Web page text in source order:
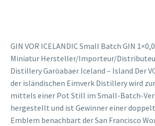
GIN VOR ICELANDIC Small Batch GIN
Miniatur Hersteller/Importeur/
Distillery Garöabaer Iceland – Island Der
der isländischen Eimverk Distillery wird
mittels einer Pot Still im Small-Batch-
hergestellt und ist Gewinner einer
Emblem benachbart der San Francisco